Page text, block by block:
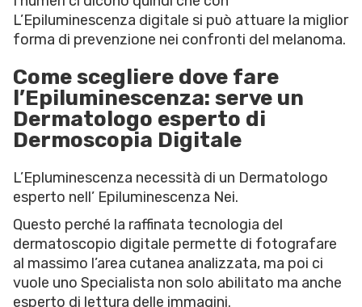
L’Epiluminescenza digitale si può attuare la miglior
forma di prevenzione nei confronti del melanoma.
Come scegliere dove fare
l’Epiluminescenza: serve un
Dermatologo esperto di
Dermoscopia Digitale
L’Epluminescenza necessità di un Dermatologo
esperto nell’ Epiluminescenza Nei.
Questo perché la raffinata tecnologia del
dermatoscopio digitale permette di fotografare
al massimo l’area cutanea analizzata, ma poi ci
vuole uno Specialista non solo abilitato ma anche
esperto di lettura delle immagini.